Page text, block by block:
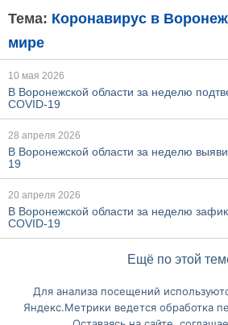
Тема: Коронавирус в
мире
10 мая 2026
В Воронежской области за неделю
COVID-19
28 апреля 2026
В Воронежской области за неделю
19
20 апреля 2026
В Воронежской области за неделю
COVID-19
Ещё по этой
Перейти на полную версию
Для анализа посещений
Яндекс.Метрики ведется обработка